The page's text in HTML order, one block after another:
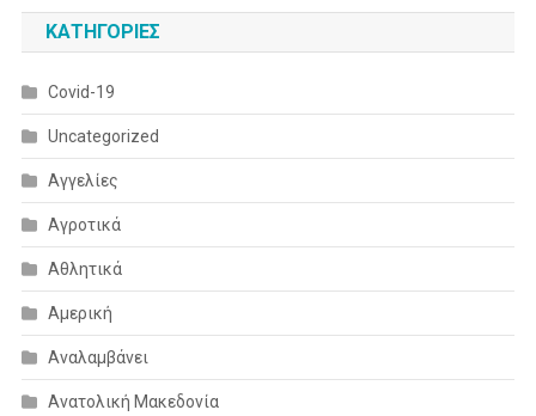
KΑΤΗΓΟΡΊΕΣ
Covid-19
Uncategorized
Αγγελίες
Αγροτικά
Αθλητικά
Αμερική
Αναλαμβάνει
Ανατολική Μακεδονία